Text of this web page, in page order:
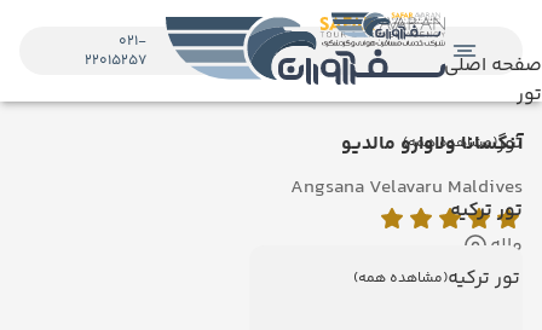
صفحه اصلی
تور
تور(مشاهده همه)
تور ترکیه
تور ترکیه(مشاهده همه)
021-
22015257
آنگسانا ولاوارو مالدیو
Angsana Velavaru Maldives
ماله
دیدگاه کاربران